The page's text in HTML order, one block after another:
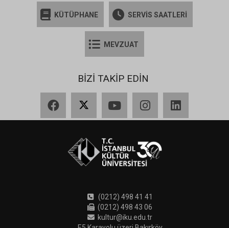
KÜTÜPHANE SERVİS SAATLERİ
MEVZUAT
BİZİ TAKİP EDİN
(0212) 498 41 41
(0212) 498 43 06
kultur@iku.edu.tr